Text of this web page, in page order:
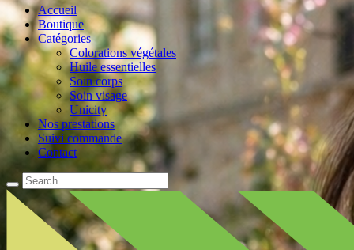
Accueil
Boutique
Catégories
Colorations végétales
Huile essentielles
Soin corps
Soin visage
Unicity
Nos prestations
Suivi commande
Contact